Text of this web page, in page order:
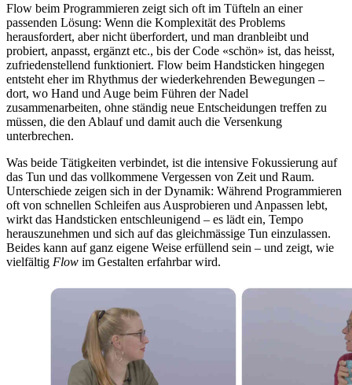
Flow beim Programmieren zeigt sich oft im Tüfteln an einer
passenden Lösung: Wenn die Komplexität des Problems
herausfordert, aber nicht überfordert, und man dranbleibt und
probiert, anpasst, ergänzt etc., bis der Code «schön» ist, das heisst,
zufriedenstellend funktioniert. Flow beim Handsticken hingegen
entsteht eher im Rhythmus der wiederkehrenden Bewegungen –
dort, wo Hand und Auge beim Führen der Nadel
zusammenarbeiten, ohne ständig neue Entscheidungen treffen zu
müssen, die den Ablauf und damit auch die Versenkung
unterbrechen.
Was beide Tätigkeiten verbindet, ist die intensive Fokussierung auf
das Tun und das vollkommene Vergessen von Zeit und Raum.
Unterschiede zeigen sich in der Dynamik: Während Programmieren
oft von schnellen Schleifen aus Ausprobieren und Anpassen lebt,
wirkt das Handsticken entschleunigend – es lädt ein, Tempo
herauszunehmen und sich auf das gleichmässige Tun einzulassen.
Beides kann auf ganz eigene Weise erfüllend sein – und zeigt, wie
vielfältig Flow im Gestalten erfahrbar wird.